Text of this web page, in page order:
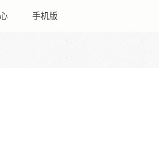
手机版